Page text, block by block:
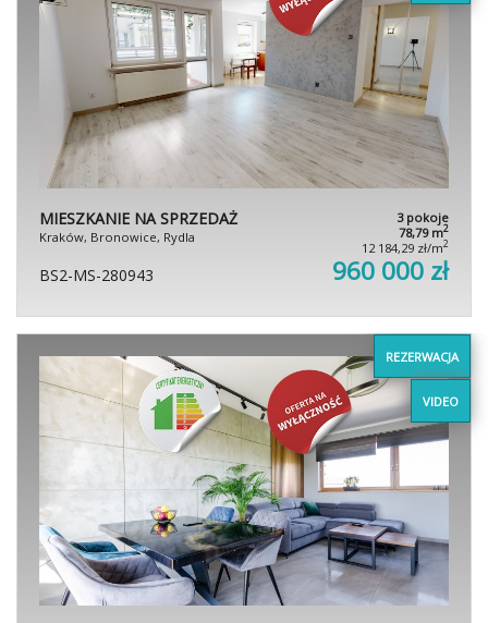
MIESZKANIE NA SPRZEDAŻ
Kraków, Bronowice, Rydla
3 pokoje
78,79 m2
12 184,29 zł/m2
BS2-MS-280943 960 000 zł
REZERWACJA
VIDEO